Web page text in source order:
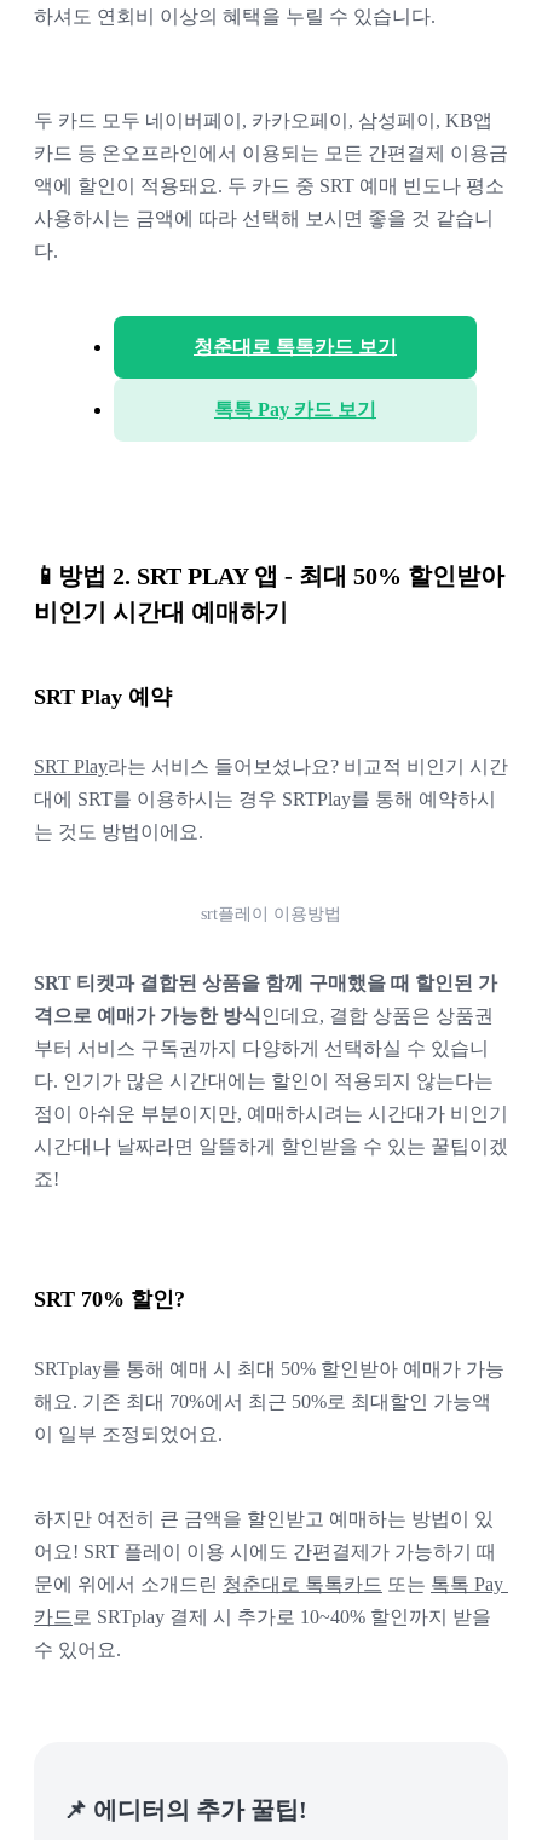
하셔도 연회비 이상의 혜택을 누릴 수 있습니다.
두 카드 모두 네이버페이, 카카오페이, 삼성페이, KB앱
카드 등 온오프라인에서 이용되는 모든 간편결제 이용금
액에 할인이 적용돼요. 두 카드 중 SRT 예매 빈도나 평소
사용하시는 금액에 따라 선택해 보시면 좋을 것 같습니
다.
청춘대로 톡톡카드 보기
톡톡 Pay 카드 보기
📱방법 2. SRT PLAY 앱 - 최대 50% 할인받아
비인기 시간대 예매하기
SRT Play 예약
SRT Play라는 서비스 들어보셨나요? 비교적 비인기 시간
대에 SRT를 이용하시는 경우 SRTPlay를 통해 예약하시
는 것도 방법이에요.
srt플레이 이용방법
SRT 티켓과 결합된 상품을 함께 구매했을 때 할인된 가
격으로 예매가 가능한 방식 인데요, 결합 상품은 상품권
부터 서비스 구독권까지 다양하게 선택하실 수 있습니
다. 인기가 많은 시간대에는 할인이 적용되지 않는다는
점이 아쉬운 부분이지만, 예매하시려는 시간대가 비인기
시간대나 날짜라면 알뜰하게 할인받을 수 있는 꿀팁이겠
죠!
SRT 70% 할인?
SRTplay를 통해 예매 시 최대 50% 할인받아 예매가 가능
해요. 기존 최대 70%에서 최근 50%로 최대할인 가능액
이 일부 조정되었어요.
하지만 여전히 큰 금액을 할인받고 예매하는 방법이 있
어요! SRT 플레이 이용 시에도 간편결제가 가능하기 때
문에 위에서 소개드린 청춘대로 톡톡카드 또는 톡톡 Pay
카드 로 SRTplay 결제 시 추가로 10~40% 할인까지 받을
수 있어요.
📌 에디터의 추가 꿀팁!